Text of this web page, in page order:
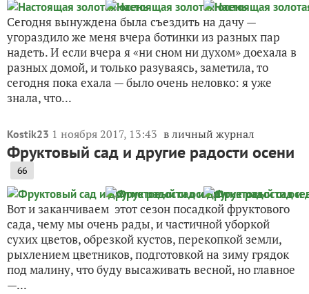
Сегодня вынуждена была съездить на дачу —
угораздило же меня вчера ботинки из разных пар
надеть. И если вчера я «ни сном ни духом» доехала в
разных домой, и только разуваясь, заметила, то
сегодня пока ехала — было очень неловко: я уже
знала, что...
Kostik23 1 ноября 2017, 13:43 в личный журнал
Фруктовый сад и другие радости осени
66
Вот и заканчиваем этот сезон посадкой фруктового
сада, чему мы очень рады, и частичной уборкой
сухих цветов, обрезкой кустов, перекопкой земли,
рыхлением цветников, подготовкой на зиму грядок
под малину, что буду высаживать весной, но главное
—...